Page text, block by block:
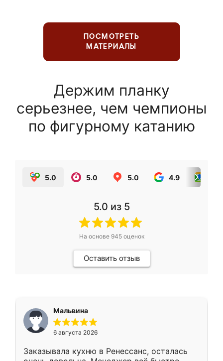
ПОСМОТРЕТЬ
МАТЕРИАЛЫ
Держим планку
серьезнее, чем чемпионы
по фигурному катанию
5.0 5.0 5.0 4.9
5.0 из 5
На основе 945оценок
Оставить отзыв
Мальвина
6 августа 2026
Заказывала кухню в Ренессанс, осталась